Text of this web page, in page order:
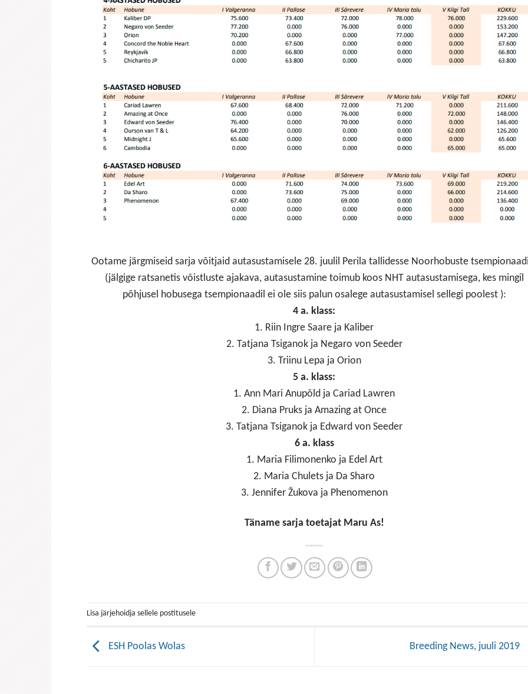
Ootame järgmiseid sarja võitjaid autasustamisele 28. juulil Perila tallidesse Noorhobuste
(jälgige ratsanetis võistluste ajakava, autasustamine toimub koos NHT autasustamisega, kes mingil
põhjusel hobusega tsempionaadil ei ole siis palun osalege autasustamisel sellegi poolest ):
4 a. klass:
1. Riin Ingre Saare ja Kaliber
2. Tatjana Tsiganok ja Negaro von Seeder
3. Triinu Lepa ja Orion
5 a. klass:
1. Ann Mari Anupõld ja Cariad Lawren
2. Diana Pruks ja Amazing at Once
3. Tatjana Tsiganok ja Edward von Seeder
6 a. klass
1. Maria Filimonenko ja Edel Art
2. Maria Chulets ja Da Sharo
3. Jennifer Žukova ja Phenomenon
Täname sarja toetajat Maru As!
Lisa järjehoidja sellele postitusele
ESH Poolas Wolas Breeding News, juuli 2019